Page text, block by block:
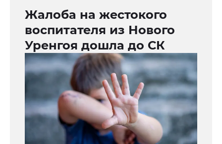
Жалоба на жестокого
воспитателя из Нового
Уренгоя дошла до СК